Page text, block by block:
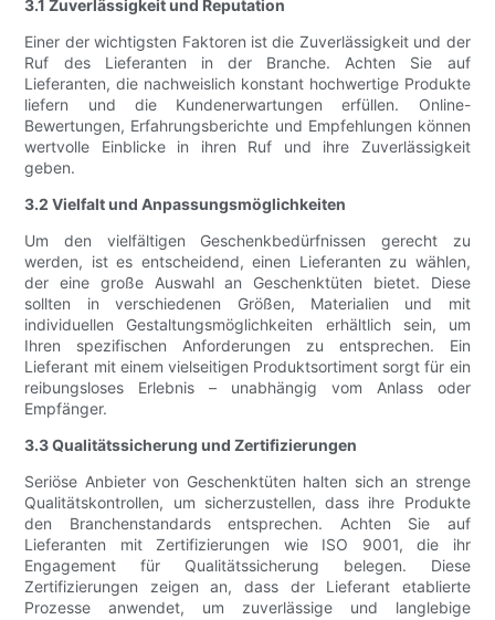
3.1 Zuverlässigkeit und Reputation
Einer der wichtigsten Faktoren ist die Zuverlässigkeit und der
Ruf des Lieferanten in der Branche. Achten Sie auf
Lieferanten, die nachweislich konstant hochwertige Produkte
liefern und die Kundenerwartungen erfüllen. Online-
Bewertungen, Erfahrungsberichte und Empfehlungen können
wertvolle Einblicke in ihren Ruf und ihre Zuverlässigkeit
geben.
3.2 Vielfalt und Anpassungsmöglichkeiten
Um den vielfältigen Geschenkbedürfnissen gerecht zu
werden, ist es entscheidend, einen Lieferanten zu wählen,
der eine große Auswahl an Geschenktüten bietet. Diese
sollten in verschiedenen Größen, Materialien und mit
individuellen Gestaltungsmöglichkeiten erhältlich sein, um
Ihren spezifischen Anforderungen zu entsprechen. Ein
Lieferant mit einem vielseitigen Produktsortiment sorgt für ein
reibungsloses Erlebnis – unabhängig vom Anlass oder
Empfänger.
3.3 Qualitätssicherung und Zertifizierungen
Seriöse Anbieter von Geschenktüten halten sich an strenge
Qualitätskontrollen, um sicherzustellen, dass ihre Produkte
den Branchenstandards entsprechen. Achten Sie auf
Lieferanten mit Zertifizierungen wie ISO 9001, die ihr
Engagement für Qualitätssicherung belegen. Diese
Zertifizierungen zeigen an, dass der Lieferant etablierte
Prozesse anwendet, um zuverlässige und langlebige